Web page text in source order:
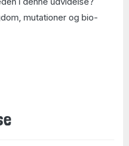
mutationer og bio-